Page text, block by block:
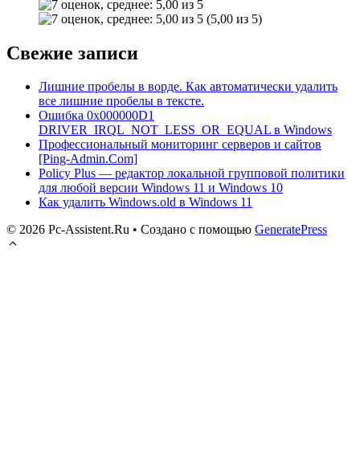
(5,00 из 5)
Свежие записи
Лишние пробелы в ворде. Как автоматически удалить
все лишние пробелы в тексте.
Ошибка 0x000000D1
DRIVER_IRQL_NOT_LESS_OR_EQUAL в Windows
Профессиональный мониторинг серверов и сайтов
[Ping-Admin.Com]
Policy Plus — редактор локальной групповой политики
для любой версии Windows 11 и Windows 10
Как удалить Windows.old в Windows 11
© 2026 Pc-Assistent.Ru • Создано с помощью GeneratePress